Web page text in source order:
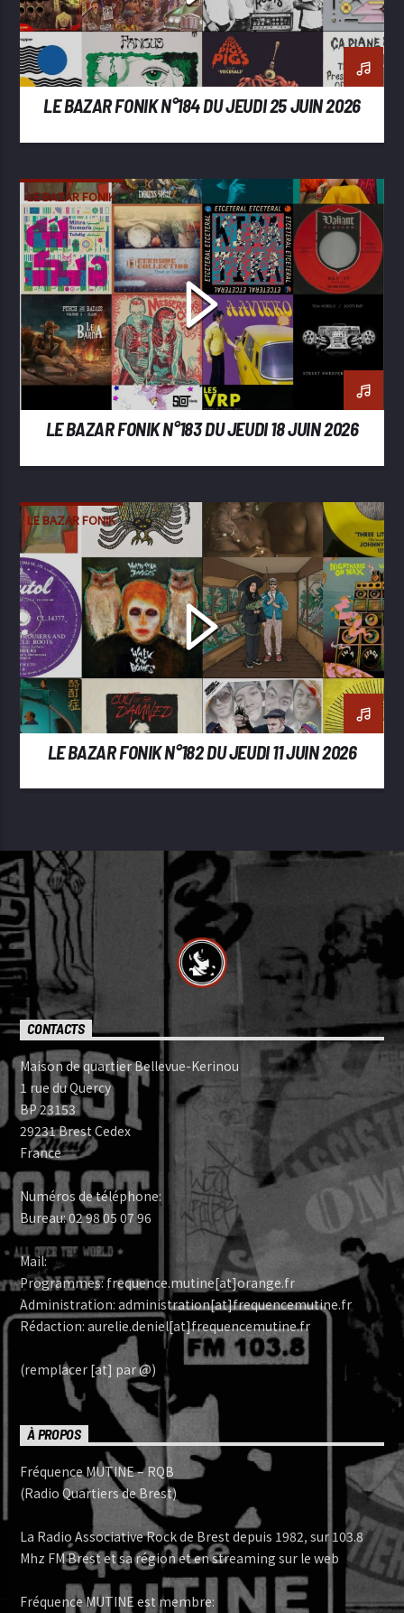
LE BAZAR FONIK N°184 DU JEUDI 25 JUIN 2026
LE BAZAR FONIK
LE BAZAR FONIK N°183 DU JEUDI 18 JUIN 2026
LE BAZAR FONIK
LE BAZAR FONIK N°182 DU JEUDI 11 JUIN 2026
CONTACTS
Maison de quartier Bellevue-Kerinou
1 rue du Quercy
BP 23153
29231 Brest Cedex
France
Numéros de téléphone:
Bureau: 02 98 05 07 96
Mail:
Programmes: frequence.mutine[at]orange.fr
Administration: administration[at]frequencemutine.fr
Rédaction: aurelie.deniel[at]frequencemutine.fr
(remplacer [at] par @)
À PROPOS
Fréquence MUTINE – RQB
(Radio Quartiers de Brest)
La Radio Associative Rock de Brest depuis 1982, sur 103.8
Mhz FM Brest et sa région et en streaming sur le web
Fréquence MUTINE est membre: